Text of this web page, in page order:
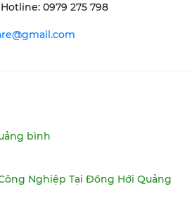
0979 275 798
bình
Nghiệp Tại Đồng Hới Quảng